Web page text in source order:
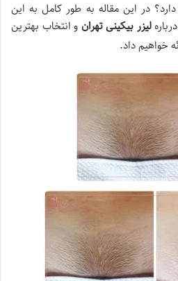
در این مقاله به طور کامل به این
لیزر بیکینی تهران و انتخاب بهترین
خواهیم داد.